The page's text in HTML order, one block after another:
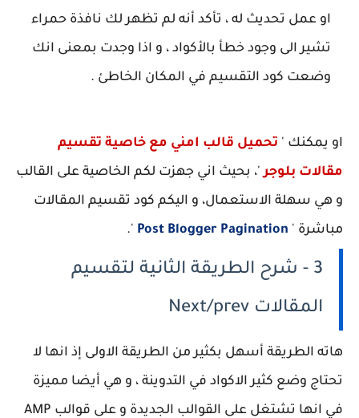
او عمل تحديث له ، تأكد أنه لم تظهر لك نافذة حمراء
تشير الى وجود خطأ بالأكواد ، و اذا وجدت بمعنى انك
وضعت كود التقسيم في المكان الخاطئ .
او يمكنك ' تحميل قالب امني مع خاصية تقسيم
مقالات بلوجر '، بحيث اني جهزت لكم الخاصية على القالب
و هي سهلة الاستعمال، و اليكم كود تقسيم المقالات
مباشرة ' Post Blogger Pagination
'.
3 - شرح الطريقة الثانية لتقسيم
المقالات Next/prev
هاته الطريقة أسهل بكثير من الطريقة الاولى إذ انها لا
تحتاج وضع كثير الاكواد في التدوينة ، و هي أيضا مميزة
في انها تشتغل على القوالب الجديدة و على قوالب AMP